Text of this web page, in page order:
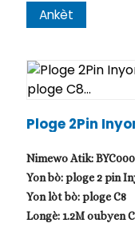
Ankèt
Ploge 2Pin
Nimewo Atik:
Yon bò: ploge 2 pin
Yon lòt bò: ploge C8
Longè: 1.2M oubyen